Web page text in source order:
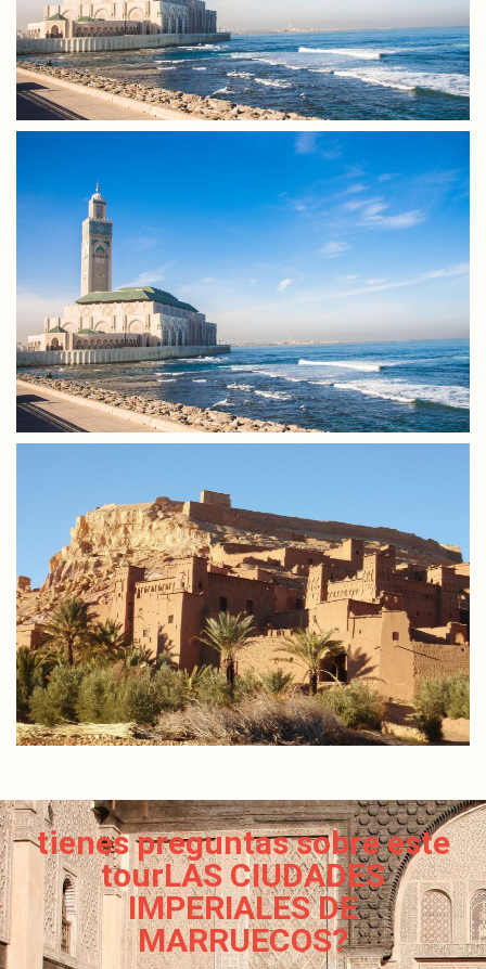
tienes preguntas sobre este
tourLAS CIUDADES
IMPERIALES DE
MARRUECOS?